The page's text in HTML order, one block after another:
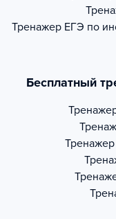
Тренажер ЕГЭ по
Бесплатный
Тренажер